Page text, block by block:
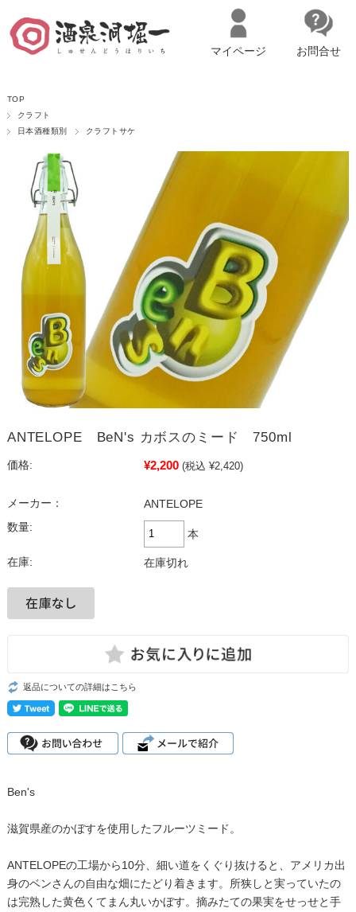
マイページ お問合せ
TOP
クラフト
日本酒種類別
クラフトサケ
ANTELOPE BeN's カボスのミード 750ml
価格: ¥2,200 (税込 ¥2,420)
メーカー：
ANTELOPE
数量:
本
在庫: 在庫切れ
返品についての詳細はこちら
Ben's
滋賀県産のかぼすを使用したフルーツミード。
ANTELOPEの工場から10分、細い道をくぐり抜けると、アメリカ出
身のベンさんの自由な畑にたどり着きます。所狭しと実っていたの
は完熟した黄色くてまん丸いかぼす。摘みたての果実をせっせと手